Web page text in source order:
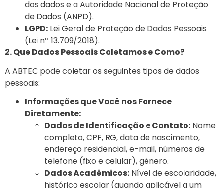
dos dados e a Autoridade Nacional de Proteção
de Dados (ANPD).
LGPD: Lei Geral de Proteção de Dados Pessoais
(Lei nº 13.709/2018).
2. Que Dados Pessoais Coletamos e Como?
A ABTEC pode coletar os seguintes tipos de dados
pessoais:
Informações que Você nos Fornece
Diretamente:
Dados de Identificação e Contato: Nome
completo, CPF, RG, data de nascimento,
endereço residencial, e-mail, números de
telefone (fixo e celular), gênero.
Dados Acadêmicos: Nível de escolaridade,
histórico escolar (quando aplicável a um